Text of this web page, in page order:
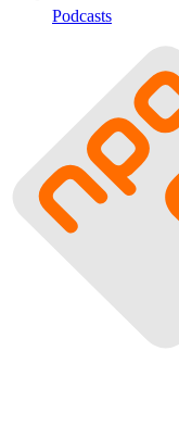
Podcasts